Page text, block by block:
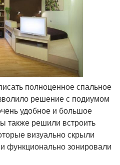
полноценное спальное
решение с подиумом
удобное и большое
также решили встроить
визуально скрыли
функционально зонировали